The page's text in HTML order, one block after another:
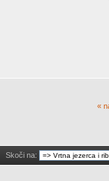
«
Skoči na: